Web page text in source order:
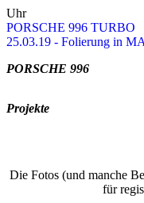
Uhr
POR­SCHE 996 TURBO
25.03.19 - Fo­lie­rung in
POR­SCHE 996
Pro­jek­te
Die Fotos (und man­che
für